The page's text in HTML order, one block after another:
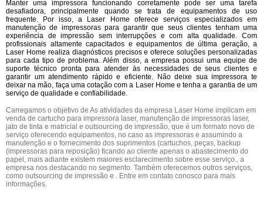
Manter uma impressora funcionando corretamente pode ser uma tarefa
desafiadora, principalmente quando se trata de equipamentos de uso
frequente. Por isso, a Laser Home oferece serviços especializados em
manutenção de impressoras para garantir que seus clientes tenham uma
experiência de impressão sem interrupções e com alta qualidade. Com
profissionais altamente capacitados e equipamentos de última geração, a
Laser Home realiza diagnósticos precisos e oferece soluções personalizadas
para cada tipo de problema. Além disso, a empresa possui uma equipe de
suporte técnico pronta para atender às necessidades de seus clientes e
garantir um atendimento rápido e eficiente. Não deixe sua impressora te
deixar na mão, faça uma cotação com a Laser Home e tenha a garantia de um
serviço de qualidade e confiabilidade.
Carregamos o objetivo de As atividades da empresa Laser Home implicam em
venda de cartucho para impressora laser, manutenção de impressoras laser,
jato de tinta e matricial e outsourcing de impressão, que é um formato novo de
serviço oferecendo equipamentos, no caso as impressoras e assumindo a
manutenção e o fornecimento dos suprimentos (cartuchos, peças, backup
(impressoras para reposição) ficando ao cliente apenas o abastecimento do
papel, mais adiante existem maiores esclarecimento sobre esse serviço., a
empresa nos destacando no segmento. Também oferecemos outros serviços,
como outsourcing de impressão e . Entre em contato conosco para mais
informações.